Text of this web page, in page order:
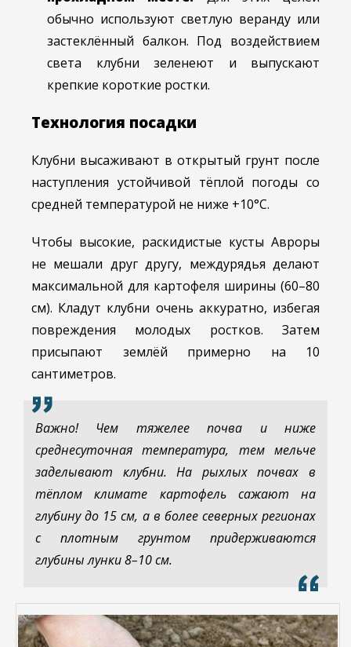
обычно используют светлую веранду или
застеклённый балкон. Под воздействием
света клубни зеленеют и выпускают
крепкие короткие ростки.
Технология посадки
Клубни высаживают в открытый грунт после
наступления устойчивой тёплой погоды со
средней температурой не ниже +10°C.
Чтобы высокие, раскидистые кусты Авроры
не мешали друг другу, междурядья делают
максимальной для картофеля ширины (60–80
см). Кладут клубни очень аккуратно, избегая
повреждения молодых ростков. Затем
присыпают землёй примерно на 10
сантиметров.
Важно! Чем тяжелее почва и ниже
среднесуточная температура, тем мельче
заделывают клубни. На рыхлых почвах в
тёплом климате картофель сажают на
глубину до 15 см, а в более северных регионах
с плотным грунтом придерживаются
глубины лунки 8–10 см.